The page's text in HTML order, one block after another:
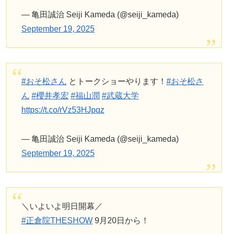
— 亀田誠治 Seiji Kameda (@seiji_kameda)
September 19, 2025
#おそ松さん とトークショーやります！ #おそ松さ
ん #櫻井孝宏 #福山潤 #武蔵大学
https://t.co/rVz53HJpqz
— 亀田誠治 Seiji Kameda (@seiji_kameda)
September 19, 2025
＼いよいよ明日開幕／
#正倉院THESHOW9月20日から！